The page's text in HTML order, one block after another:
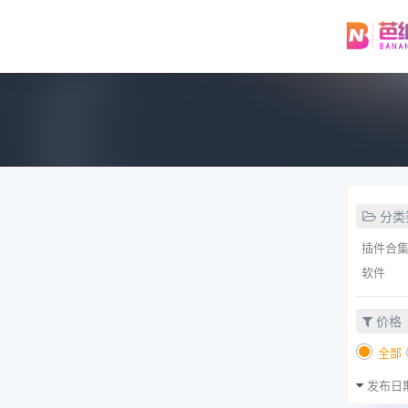
分
插件合集
软件
价格
全部
发布日